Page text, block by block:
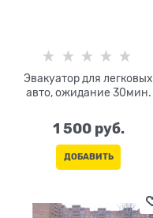
Эвакуатор для легковых
авто, ожидание 30мин.
1 500 руб.
ДОБАВИТЬ